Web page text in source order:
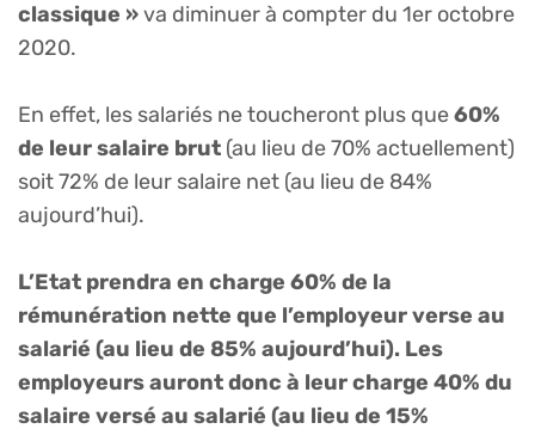
classique »va diminuer à compter du 1er octobre
2020.
En effet, les salariés ne toucheront plus que60%
de leur salaire brut (au lieu de 70% actuellement)
soit 72% de leur salaire net (au lieu de 84%
aujourd’hui).
L’Etat prendra en charge 60% de la
rémunération nette que l’employeur verse au
salarié (au lieu de 85% aujourd’hui). Les
employeurs auront donc à leur charge 40% du
salaire versé au salarié (au lieu de 15%